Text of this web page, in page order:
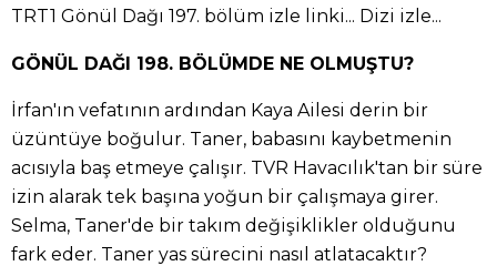
TRT1 Gönül Dağı 197. bölüm izle linki... Dizi izle...
GÖNÜL DAĞI 198. BÖLÜMDE NE OLMUŞTU?
İrfan'ın vefatının ardından Kaya Ailesi derin bir
üzüntüye boğulur. Taner, babasını kaybetmenin
acısıyla baş etmeye çalışır. TVR Havacılık'tan bir süre
izin alarak tek başına yoğun bir çalışmaya girer.
Selma, Taner'de bir takım değişiklikler olduğunu
fark eder. Taner yas sürecini nasıl atlatacaktır?